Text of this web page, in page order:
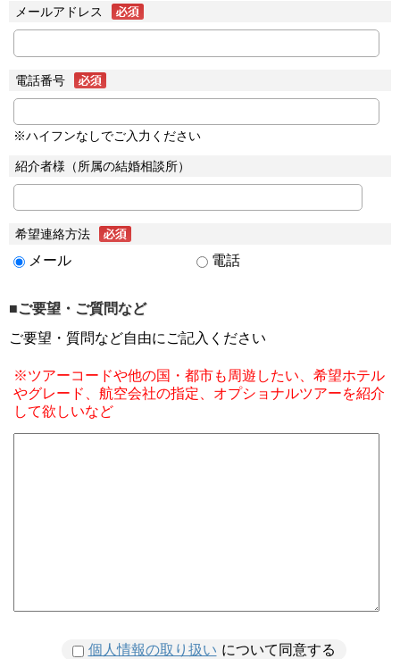
メールアドレス
電話番号
※ハイフンなしでご入力ください
紹介者様（所属の結婚相談所）
希望連絡方法
メール 電話
■ご要望・ご質問など
ご要望・質問など自由にご記入ください
※ツアーコードや他の国・都市も周遊したい、希望ホテル
やグレード、航空会社の指定、オプショナルツアーを紹介
して欲しいなど
個人情報の取り扱い について同意する